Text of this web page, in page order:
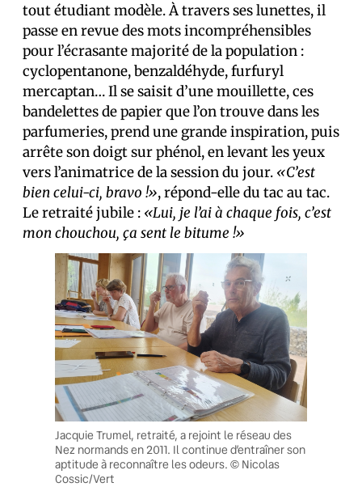
tout étudiant modèle. À travers ses lunettes, il
passe en revue des mots incompréhensibles
pour l’écrasante majorité de la population :
cyclopentanone, benzaldéhyde, furfuryl
mercaptan… Il se saisit d’une mouillette, ces
bandelettes de papier que l’on trouve dans les
parfumeries, prend une grande inspiration, puis
arrête son doigt sur phénol, en levant les yeux
vers l’animatrice de la session du jour. «C’est
bien celui-ci, bravo !», répond-elle du tac au tac.
Le retraité jubile : «Lui, je l’ai à chaque fois, c’est
mon chouchou, ça sent le bitume !»
Jacquie Trumel, retraité, a rejoint le réseau des
Nez normands en 2011. Il continue d’entraîner son
aptitude à reconnaître les odeurs. © Nicolas
Cossic/Vert